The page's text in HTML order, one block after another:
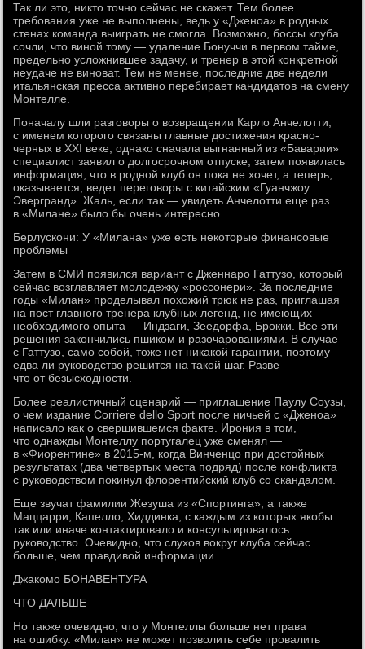
Так ли это, никто точно сейчас не скажет. Тем более
требования уже не выполнены, ведь у «Дженоа» в родных
стенах команда выиграть не смогла. Возможно, боссы клуба
сочли, что виной тому — удаление Бонуччи в первом тайме,
предельно усложнившее задачу, и тренер в этой конкретной
неудаче не виноват. Тем не менее, последние две недели
итальянская пресса активно перебирает кандидатов на смену
Монтелле.
Поначалу шли разговоры о возвращении Карло Анчелотти,
с именем которого связаны главные достижения красно-
черных в XXI веке, однако сначала выгнанный из «Баварии»
специалист заявил о долгосрочном отпуске, затем появилась
информация, что в родной клуб он пока не хочет, а теперь,
оказывается, ведет переговоры с китайским «Гуанчжоу
Эвергранд». Жаль, если так — увидеть Анчелотти еще раз
в «Милане» было бы очень интересно.
Берлускони: У «Милана» уже есть некоторые финансовые
проблемы
Затем в СМИ появился вариант с Дженнаро Гаттузо, который
сейчас возглавляет молодежку «россонери». За последние
годы «Милан» проделывал похожий трюк не раз, приглашая
на пост главного тренера клубных легенд, не имеющих
необходимого опыта — Индзаги, Зеедорфа, Брокки. Все эти
решения закончились пшиком и разочарованиями. В случае
с Гаттузо, само собой, тоже нет никакой гарантии, поэтому
едва ли руководство решится на такой шаг. Разве
что от безысходности.
Более реалистичный сценарий — приглашение Паулу Соузы,
о чем издание Corriere dello Sport после ничьей с «Дженоа»
написало как о свершившемся факте. Ирония в том,
что однажды Монтеллу португалец уже сменял —
в «Фиорентине» в 2015-м, когда Винченцо при достойных
результатах (два четвертых места подряд) после конфликта
с руководством покинул флорентийский клуб со скандалом.
Еще звучат фамилии Жезуша из «Спортинга», а также
Маццарри, Капелло, Хиддинка, с каждым из которых якобы
так или иначе контактировало и консультировалось
руководство. Очевидно, что слухов вокруг клуба сейчас
больше, чем правдивой информации.
Джакомо БОНАВЕНТУРА
ЧТО ДАЛЬШЕ
Но также очевидно, что у Монтеллы больше нет права
на ошибку. «Милан» не может позволить себе провалить